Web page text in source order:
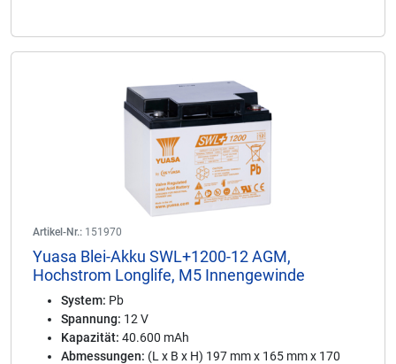
Artikel-Nr.: 151970
Yuasa Blei-Akku SWL+1200-12 AGM,
Hochstrom Longlife, M5 Innengewinde
System: Pb
Spannung: 12 V
Kapazität: 40.600 mAh
Abmessungen: (L x B x H) 197 mm x 165 mm x 170